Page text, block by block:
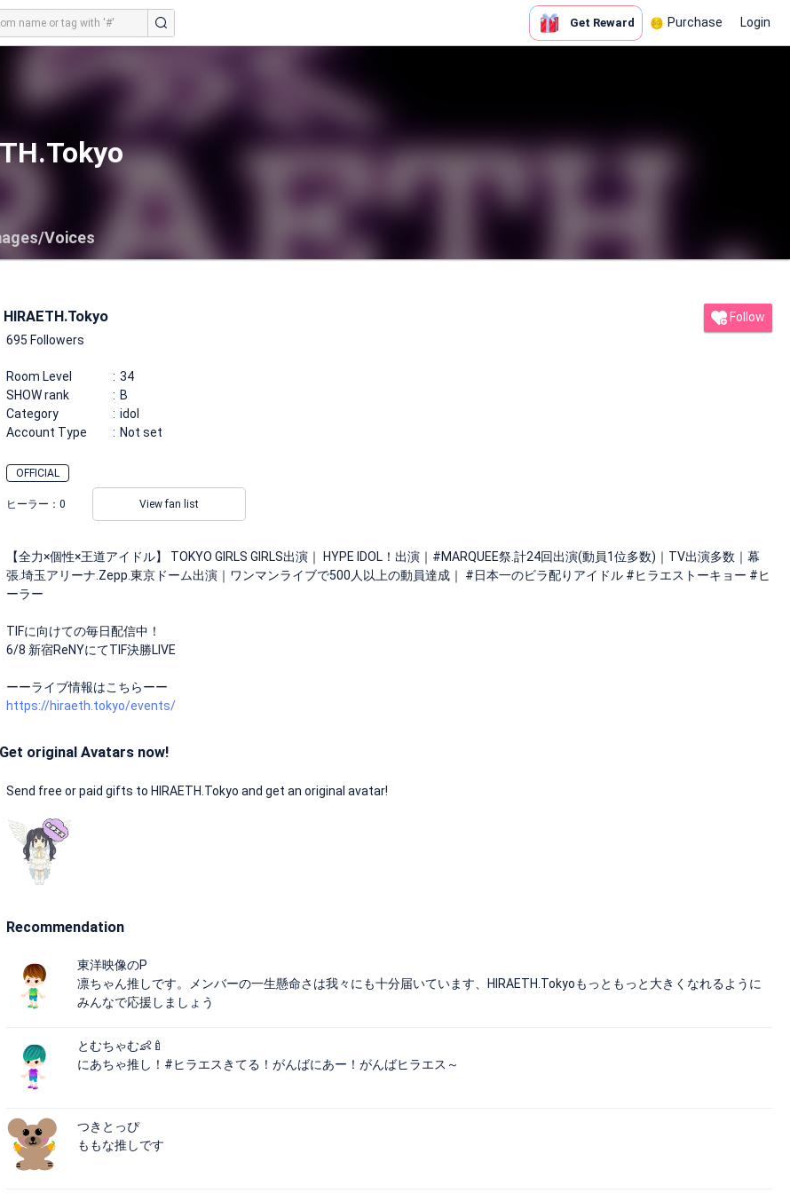
Get Reward Purchase Login
Voices
HIRAETH.Tokyo
695 Followers
Follow
Room Level
34
SHOW rank
B
Category
idol
Account Type
Not set
OFFICIAL
ヒーラー： 0 View fan list
【全力×個性×王道アイドル】 TOKYO GIRLS GIRLS出演｜ HYPE IDOL！出演｜#MARQUEE祭.計24回出演(動員1位多数)｜TV出演多数｜幕
張.埼玉アリーナ.Zepp.東京ドーム出演｜ワンマンライブで500人以上の動員達成｜ #日本一のビラ配りアイドル #ヒラエストーキョー #ヒ
ーラー
TIFに向けての毎日配信中！
6/8 新宿ReNYにてTIF決勝LIVE
ーーライブ情報はこちらーー
https://hiraeth.tokyo/events/
Get original Avatars now!
Send free or paid gifts to HIRAETH.Tokyo and get an original avatar!
Recommendation
東洋映像のP
凛ちゃん推しです。メンバーの一生懸命さは我々にも十分届いています、HIRAETH.Tokyoもっともっと大きくなれるように
みんなで応援しましょう
とむちゃむ👶🍼
にあちゃ推し！#ヒラエスきてる！がんばにあー！がんばヒラエス～
つきとっぴ
ももな推しです